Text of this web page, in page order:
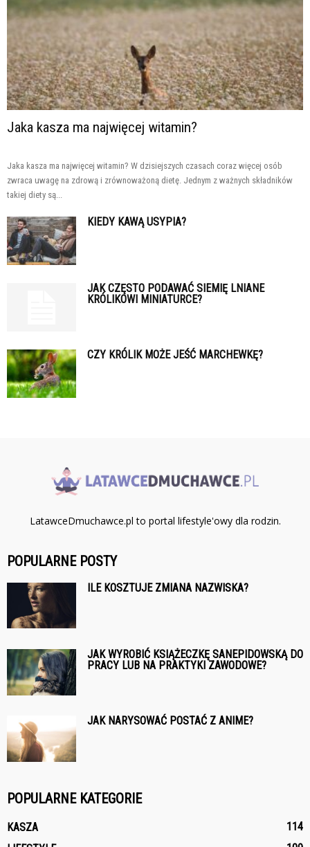
Jaka kasza ma najwięcej witamin?
Jaka kasza ma najwięcej witamin? W dzisiejszych czasach coraz więcej osób
zwraca uwagę na zdrową i zrównoważoną dietę. Jednym z ważnych składników
takiej diety są...
KIEDY KAWĄ USYPIA?
JAK CZĘSTO PODAWAĆ SIEMIĘ LNIANE
KRÓLIKOWI MINIATURCE?
CZY KRÓLIK MOŻE JEŚĆ MARCHEWKĘ?
LatawceDmuchawce.pl to portal lifestyle'owy dla rodzin.
POPULARNE POSTY
ILE KOSZTUJE ZMIANA NAZWISKA?
JAK WYROBIĆ KSIĄŻECZKĘ SANEPIDOWSKĄ DO
PRACY LUB NA PRAKTYKI ZAWODOWE?
JAK NARYSOWAĆ POSTAĆ Z ANIME?
POPULARNE KATEGORIE
KASZA
114